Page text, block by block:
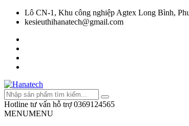
Lô CN-1, Khu công nghiệp Agtex Long Bình,
kesieuthihanatech@gmail.com
Hotline tư vấn hỗ trợ 0369124565
MENUMENU